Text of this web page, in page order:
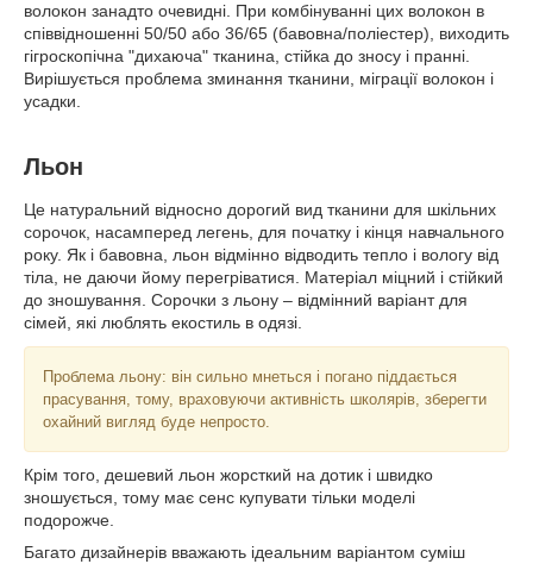
волокон занадто очевидні. При комбінуванні цих волокон в
співвідношенні 50/50 або 36/65 (бавовна/поліестер), виходить
гігроскопічна "дихаюча" тканина, стійка до зносу і пранні.
Вирішується проблема зминання тканини, міграції волокон і
усадки.
Льон
Це натуральний відносно дорогий вид тканини для шкільних
сорочок, насамперед легень, для початку і кінця навчального
року. Як і бавовна, льон відмінно відводить тепло і вологу від
тіла, не даючи йому перегріватися. Матеріал міцний і стійкий
до зношування. Сорочки з льону – відмінний варіант для
сімей, які люблять екостиль в одязі.
Проблема льону: він сильно мнеться і погано піддається
прасування, тому, враховуючи активність школярів, зберегти
охайний вигляд буде непросто.
Крім того, дешевий льон жорсткий на дотик і швидко
зношується, тому має сенс купувати тільки моделі
подорожче.
Багато дизайнерів вважають ідеальним варіантом суміш